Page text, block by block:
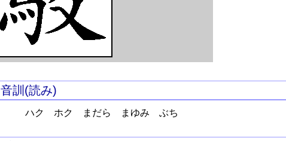
音訓(読み)
ハク ホク まだら まゆみ ぶち